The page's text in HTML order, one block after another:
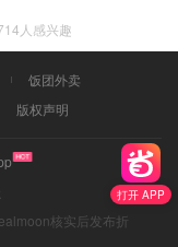
打开 APP
人感兴趣
饭团外卖
版权声明
核实后发布折